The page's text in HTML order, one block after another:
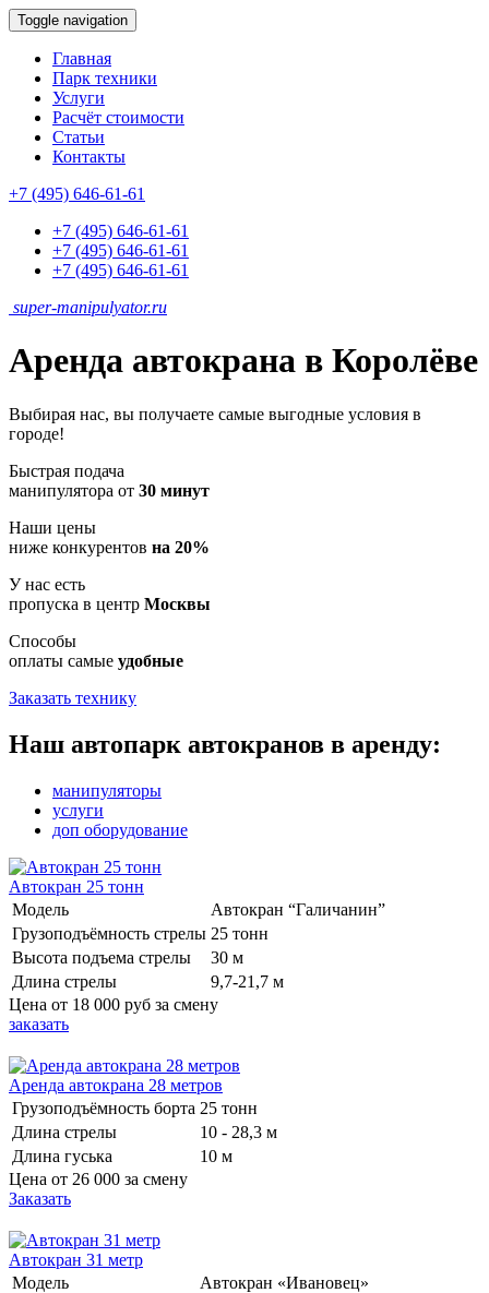
Toggle navigation
Главная
Парк техники
Услуги
Расчёт стоимости
Статьи
Контакты
+7 (495) 646-61-61
+7 (495) 646-61-61
+7 (495) 646-61-61
+7 (495) 646-61-61
super-manipulyator.ru
Аренда автокрана в Королёве
Выбирая нас, вы получаете самые выгодные условия в
городе!
Быстрая подача
манипулятора от 30 минут
Наши цены
ниже конкурентов на 20%
У нас есть
пропуска в центр Москвы
Способы
оплаты самые удобные
Заказать технику
Наш автопарк автокранов в аренду:
манипуляторы
услуги
доп оборудование
Автокран 25 тонн
Модель
Автокран “Галичанин”
Грузоподъёмность стрелы 25 тонн
Высота подъема стрелы
30 м
Длина стрелы
9,7-21,7 м
Цена от 18 000 руб за смену
заказать
Аренда автокрана 28 метров
Грузоподъёмность борта 25 тонн
Длина стрелы
10 - 28,3 м
Длина гуська
10 м
Цена от 26 000 за смену
Заказать
Автокран 31 метр
Модель
Автокран «Ивановец»